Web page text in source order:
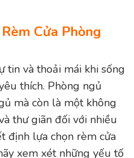
Cửa Phòng
tin và thoải mái khi sống
thích. Phòng ngủ
mà còn là một không
thư giãn đối với nhiều
định lựa chọn rèm cửa
xem xét những yếu tố